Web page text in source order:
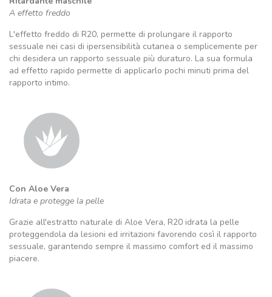
A effetto freddo
L'effetto freddo di R20, permette di prolungare il rapporto
sessuale nei casi di ipersensibilità cutanea o semplicemente per
chi desidera un rapporto sessuale più duraturo. La sua formula
ad effetto rapido permette di applicarlo pochi minuti prima del
rapporto intimo.
Con Aloe Vera
Idrata e protegge la pelle
Grazie all'estratto naturale di Aloe Vera, R20 idrata la pelle
proteggendola da lesioni ed irritazioni favorendo così il rapporto
sessuale, garantendo sempre il massimo comfort ed il massimo
piacere.